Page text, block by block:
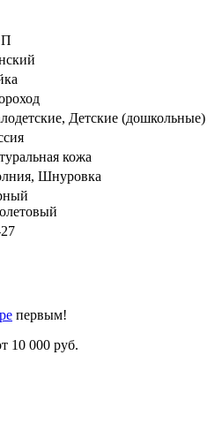
Детские (дошкольные)
кожа
Шнуровка
первым!
10 000 руб.